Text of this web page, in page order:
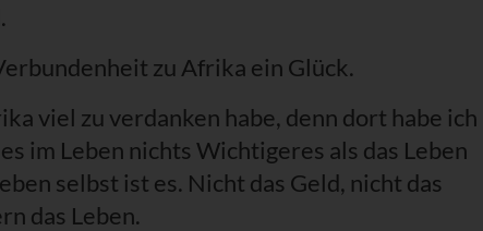
zu Afrika ein Glück.
viel zu verdanken habe, denn dort habe ich
im Leben nichts Wichtigeres als das Leben
selbst ist es. Nicht das Geld, nicht das
das Leben.